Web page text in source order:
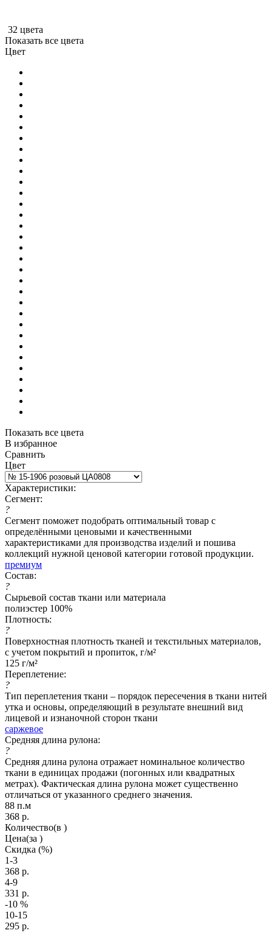
32 цвета
Показать все цвета
Цвет
Показать все цвета
В избранное
Сравнить
Цвет
Характеристики:
Сегмент:
?
Сегмент поможет подобрать оптимальный товар с
определёнными ценовыми и качественными
характеристиками для производства изделий и пошива
коллекций нужной ценовой категории готовой продукции.
премиум
Состав:
?
Сырьевой состав ткани или материала
полиэстер 100%
Плотность:
?
Поверхностная плотность тканей и текстильных материалов,
с учетом покрытий и пропиток, г/м²
125 г/м²
Переплетение:
?
Тип переплетения ткани – порядок пересечения в ткани нитей
утка и основы, определяющий в результате внешний вид
лицевой и изнаночной сторон ткани
саржевое
Средняя длина рулона:
?
Средняя длина рулона отражает номинальное количество
ткани в единицах продажи (погонных или квадратных
метрах). Фактическая длина рулона может существенно
отличаться от указанного среднего значения.
88 п.м
368 р.
Количество(в )
Цена(за )
Скидка (%)
1-3
368 р.
4-9
331 р.
-10 %
10-15
295 р.